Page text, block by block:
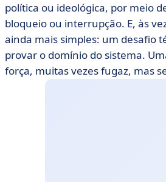
política ou ideológica, por meio
bloqueio ou interrupção. E, às
ainda mais simples: um desafio
provar o domínio do sistema.
força, muitas vezes fugaz, mas